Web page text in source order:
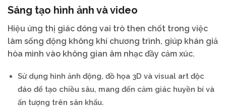
Sáng tạo hình ảnh và video
Hiệu ứng thị giác đóng vai trò then chốt trong việc
làm sống động không khí chương trình, giúp khán giả
hòa mình vào không gian âm nhạc đầy cảm xúc.
Sử dụng hình ảnh động, đồ họa 3D và visual art độc
đáo để tạo chiều sâu, mang đến cảm giác huyền bí và
ấn tượng trên sân khấu.